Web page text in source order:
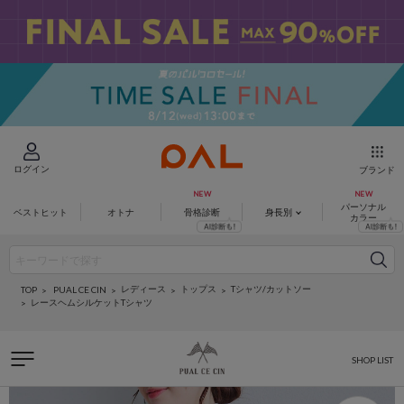
ログイン ブランド
ベストヒット オトナ 骨格診断 身長別
パーソナル
カラー
TOP PUAL CE CIN レディース トップス
Tシャツ/カットソー
レースヘムシルケットTシャツ
SHOP LIST